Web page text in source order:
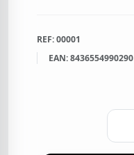
REF: 00001
EAN: 8436554990290